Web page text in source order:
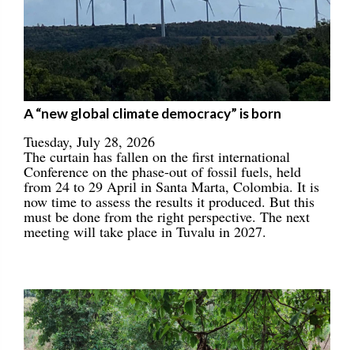
A “new global climate democracy” is born
Tuesday, July 28, 2026
The curtain has fallen on the first international
Conference on the phase-out of fossil fuels, held
from 24 to 29 April in Santa Marta, Colombia. It is
now time to assess the results it produced. But this
must be done from the right perspective. The next
meeting will take place in Tuvalu in 2027.